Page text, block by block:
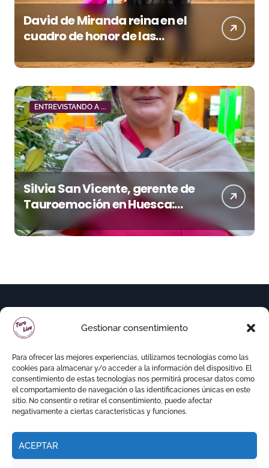
Gestionar consentimiento
Para ofrecer las mejores experiencias, utilizamos tecnologías como las
cookies para almacenar y/o acceder a la información del dispositivo. El
consentimiento de estas tecnologías nos permitirá procesar datos como
el comportamiento de navegación o las identificaciones únicas en este
sitio. No consentir o retirar el consentimiento, puede afectar
negativamente a ciertas características y funciones.
ACEPTAR
David de Miranda reina en el
cuadro de honor de las
Colombinas 2026
ENTREVISTANDO A ...
Silvia San Vicente, gerente de
Tauroemoción en Huesca:
«Todas las figuras del toreo
quieren venir a esta feria»